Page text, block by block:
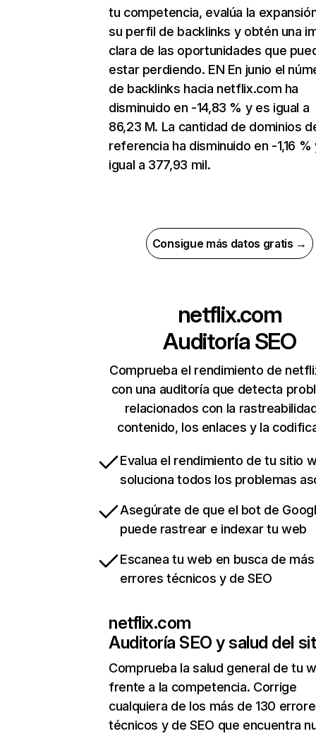
tu competencia, evalúa la
su perfil de backlinks y obtén una
clara de las oportunidades que
estar perdiendo. EN En junio el
de backlinks hacia netflix.com ha
disminuido en -14,83 % y es igual a
86,23 M. La cantidad de dominios
referencia ha disminuido en -1,16 %
igual a 377,93 mil.
Consigue más datos gratis →
netflix.com
Auditoría SEO
Comprueba el rendimiento de
con una auditoría que detecta
relacionados con la
contenido, los enlaces y la
Evalua el rendimiento de tu sitio
soluciona todos los problemas
Asegúrate de que el bot de
puede rastrear e indexar tu web
Escanea tu web en busca de
errores técnicos y de SEO
netflix.com
Auditoría SEO y salud del
Comprueba la salud general de tu
frente a la competencia. Corrige
cualquiera de los más de 130
técnicos y de SEO que encuentra